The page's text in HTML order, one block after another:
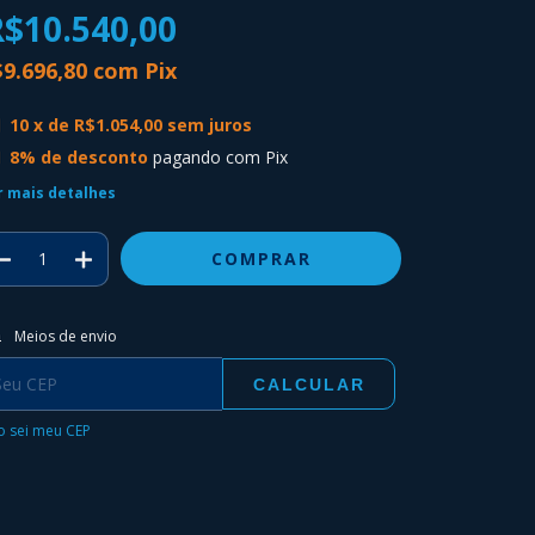
com Pix
10 x de R$1.054,00 sem juros
8% de desconto pagando com Pix
mais detalhes
para o CEP:
Meios de envio
CALCULAR
sei meu CEP